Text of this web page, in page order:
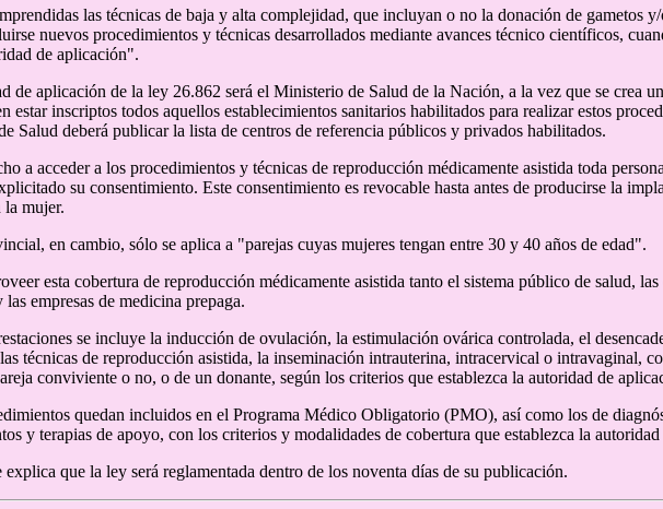
las técnicas de baja y alta complejidad, que incluyan o no la donación de gametos
nuevos procedimientos y técnicas desarrollados mediante avances técnico científicos,
de aplicación".
de aplicación de la ley 26.862 será el Ministerio de Salud de la Nación, a la vez que se crea
estar inscriptos todos aquellos establecimientos sanitarios habilitados para realizar estos
Salud deberá publicar la lista de centros de referencia públicos y privados habilitados.
a acceder a los procedimientos y técnicas de reproducción médicamente asistida toda
su consentimiento. Este consentimiento es revocable hasta antes de producirse la
la mujer.
en cambio, sólo se aplica a "parejas cuyas mujeres tengan entre 30 y 40 años de edad".
esta cobertura de reproducción médicamente asistida tanto el sistema público de salud, las
las empresas de medicina prepaga.
se incluye la inducción de ovulación, la estimulación ovárica controlada, el
técnicas de reproducción asistida, la inseminación intrauterina, intracervical o intravaginal,
conviviente o no, o de un donante, según los criterios que establezca la autoridad de
quedan incluidos en el Programa Médico Obligatorio (PMO), así como los de
y terapias de apoyo, con los criterios y modalidades de cobertura que establezca la
explica que la ley será reglamentada dentro de los noventa días de su publicación.